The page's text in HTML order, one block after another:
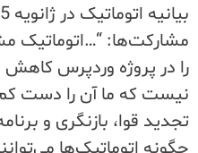
مشارکت‌ها: “…اتوماتیک
را در پروژه وردپرس
نیست که ما آن را دست
تجدید قوا، بازنگری و